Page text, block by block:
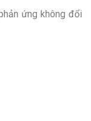
ứng không đổi